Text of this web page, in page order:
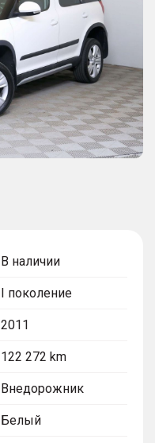
В наличии
I поколение
2011
122 272 km
Внедорожник
Белый